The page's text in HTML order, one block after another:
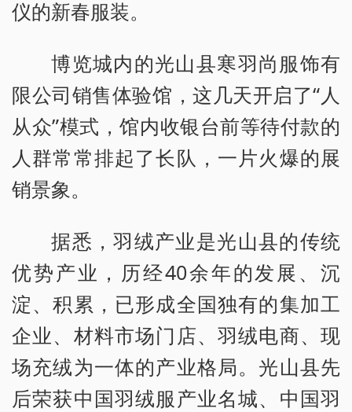
仪的新春服装。
博览城内的光山县寒羽尚服饰有
限公司销售体验馆，这几天开启了“人
从众”模式，馆内收银台前等待付款的
人群常常排起了长队，一片火爆的展
销景象。
据悉，羽绒产业是光山县的传统
优势产业，历经40余年的发展、沉
淀、积累，已形成全国独有的集加工
企业、材料市场门店、羽绒电商、现
场充绒为一体的产业格局。光山县先
后荣获中国羽绒服产业名城、中国羽